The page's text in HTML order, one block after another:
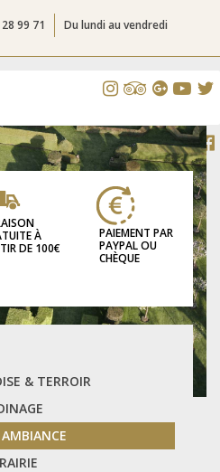
99 71 Du lundi au vendredi
À
DE 100€
PAIEMENT PAR
PAYPAL OU
CHÈQUE
& TERROIR